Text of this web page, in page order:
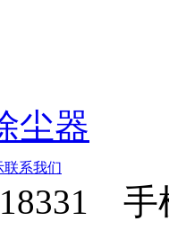
尘器
联系我们
手